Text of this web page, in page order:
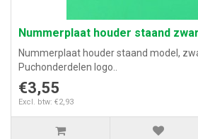
Nummerplaat houder staand
Nummerplaat houder staand model,
Puchonderdelen logo..
€3,55
Excl. btw: €2,93